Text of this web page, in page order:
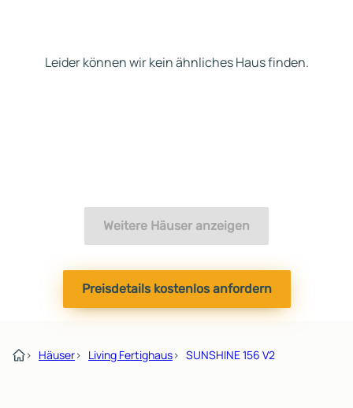
Leider können wir kein ähnliches Haus finden.
Weitere Häuser anzeigen
Preisdetails kostenlos anfordern
› Häuser› Living Fertighaus› SUNSHINE 156 V2